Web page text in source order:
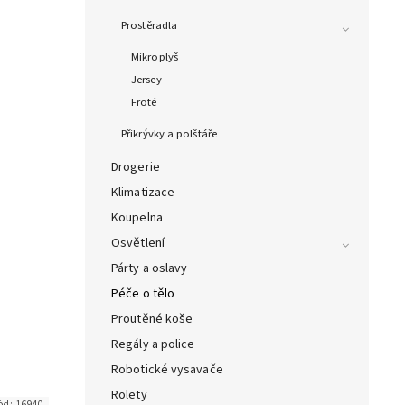
Prostěradla
Mikroplyš
Jersey
Froté
Přikrývky a polštáře
Drogerie
Klimatizace
Koupelna
Osvětlení
Párty a oslavy
Péče o tělo
Proutěné koše
Regály a police
Robotické vysavače
Rolety